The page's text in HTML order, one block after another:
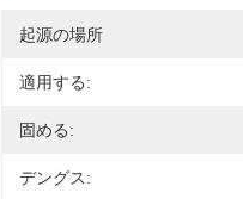
起源の場所
適用する:
固める:
デングス: